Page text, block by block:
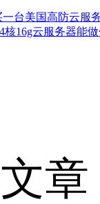
一台美国高防云服
4核16g云服务器能
章